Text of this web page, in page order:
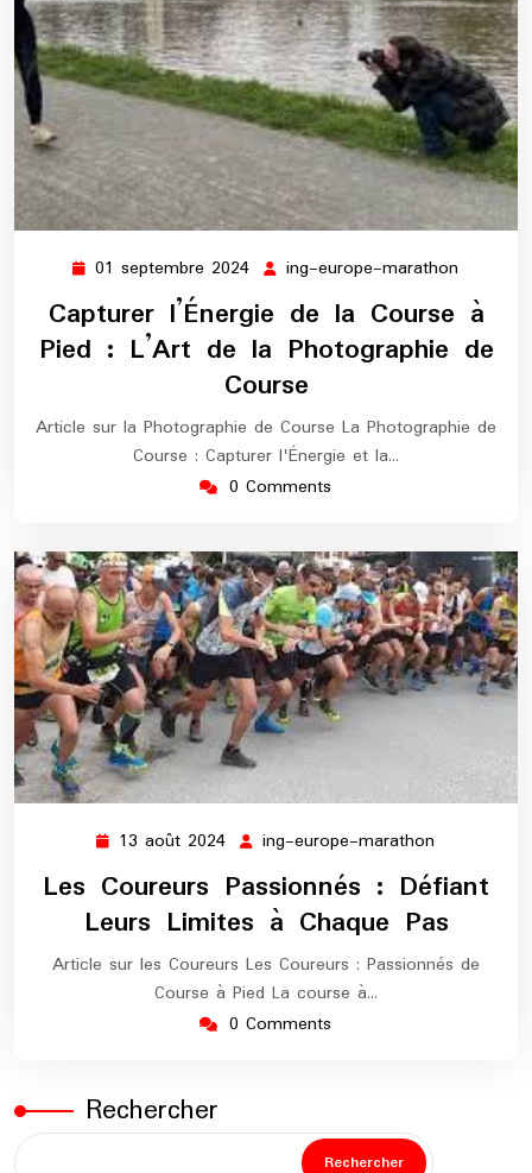
01 septembre 2024 01
septembre
2024
ing-europe-marathon
europe-
Capturer l’Énergie de la Course à
Pied : L’Art de la Photographie de
Course
Article sur la Photographie de Course La Photographie de
Course : Capturer l'Énergie et la…
0 Comments
13 août 2024 13
août
2024
ing-europe-marathon
europe-
marathon
Les Coureurs Passionnés : Défiant
Leurs Limites à Chaque Pas
Article sur les Coureurs Les Coureurs : Passionnés de
Course à Pied La course à…
0 Comments
Rechercher
Rechercher